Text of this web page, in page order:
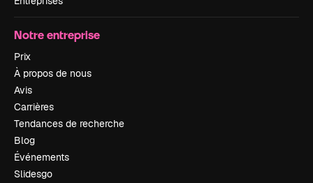
Notre entreprise
Prix
À propos de nous
Avis
Carrières
Tendances de recherche
Blog
Événements
Slidesgo